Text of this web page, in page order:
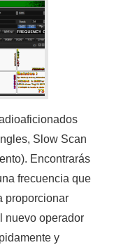
Slow Scan
Encontrarás
frecuencia que
proporcionar
nuevo operador
y